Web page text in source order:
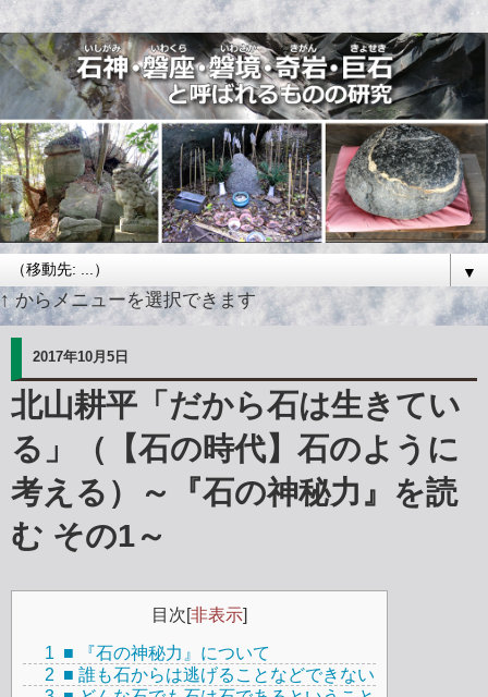
▼
↑ からメニューを選択できます
2017年10月5日
北山耕平「だから石は生きてい
る」（【石の時代】石のように
考える）～『石の神秘力』を読
む その1～
目次[非表示]
1 ■ 『石の神秘力』について
2 ■ 誰も石からは逃げることなどできない